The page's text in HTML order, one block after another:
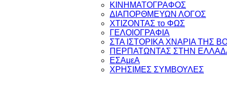
ΚΙΝΗΜΑΤΟΓΡΑΦΟΣ
ΔΙΑΠΟΡΘΜΕΥΩΝ ΛΟΓΟΣ
ΧΤΙΖΟΝΤΑΣ το ΦΩΣ
ΓΕΛΟΙΟΓΡΑΦΙΑ
ΣΤΑ ΙΣΤΟΡΙΚΑ ΧΝΑΡΙΑ ΤΗΣ
ΠΕΡΠΑΤΩΝΤΑΣ ΣΤΗΝ
ΕΣΑμεΑ
ΧΡΗΣΙΜΕΣ ΣΥΜΒΟΥΛΕΣ